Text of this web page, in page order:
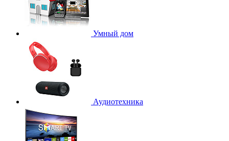
Умный дом
Аудиотехника